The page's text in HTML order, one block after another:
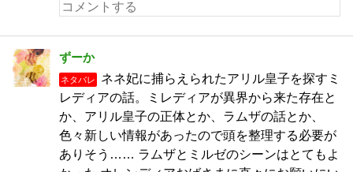
ずーか
ネタバレ
ネネ妃に捕らえられたアリル皇子を探すミ
レディアの話。ミレディアが異界から来た存在と
か、アリル皇子の正体とか、ラムザの話とか、
色々新しい情報があったので頭を整理する必要が
ありそう…… ラムザとミルゼのシーンはとてもよ